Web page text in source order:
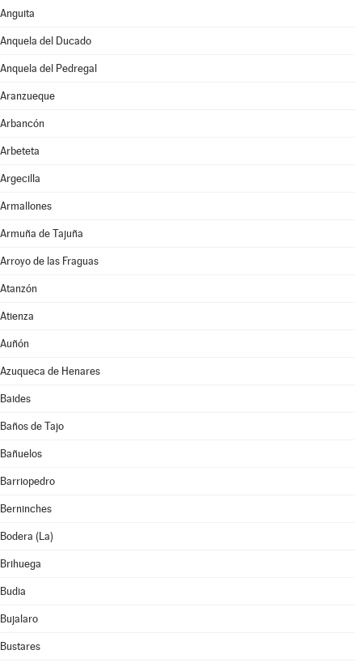
Anguita
Anquela del Ducado
Anquela del Pedregal
Aranzueque
Arbancón
Arbeteta
Argecilla
Armallones
Armuña de Tajuña
Arroyo de las Fraguas
Atanzón
Atienza
Auñón
Azuqueca de Henares
Baides
Baños de Tajo
Bañuelos
Barriopedro
Berninches
Bodera (La)
Brihuega
Budia
Bujalaro
Bustares